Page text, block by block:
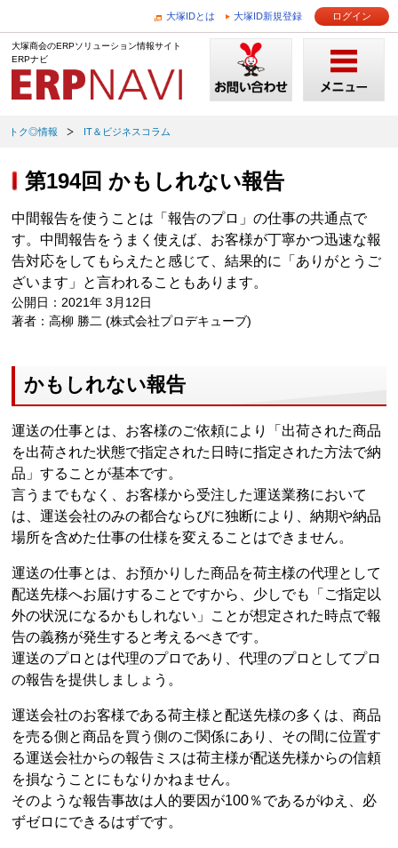
大塚IDとは 大塚ID新規登録 ログイン
大塚商会のERPソリューション情報サイト
ERPナビ
トク◎情報 IT＆ビジネスコラム
第194回 かもしれない報告
中間報告を使うことは「報告のプロ」の仕事の共通点で
す。中間報告をうまく使えば、お客様が丁寧かつ迅速な報
告対応をしてもらえたと感じて、結果的に「ありがとうご
ざいます」と言われることもあります。
公開日：2021年 3月12日
著者：高柳 勝二 (株式会社プロデキューブ)
かもしれない報告
運送の仕事とは、お客様のご依頼により「出荷された商品
を出荷された状態で指定された日時に指定された方法で納
品」することが基本です。
言うまでもなく、お客様から受注した運送業務において
は、運送会社のみの都合ならびに独断により、納期や納品
場所を含めた仕事の仕様を変えることはできません。
運送の仕事とは、お預かりした商品を荷主様の代理として
配送先様へお届けすることですから、少しでも「ご指定以
外の状況になるかもしれない」ことが想定された時点で報
告の義務が発生すると考えるべきです。
運送のプロとは代理のプロであり、代理のプロとしてプロ
の報告を提供しましょう。
運送会社のお客様である荷主様と配送先様の多くは、商品
を売る側と商品を買う側のご関係にあり、その間に位置す
る運送会社からの報告ミスは荷主様が配送先様からの信頼
を損なうことにもなりかねません。
そのような報告事故は人的要因が100％であるがゆえ、必
ずゼロにできるはずです。